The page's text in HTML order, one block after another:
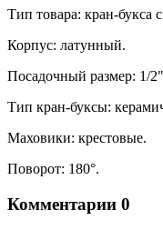
Тип товара: кран-букса
Корпус: латунный.
Посадочный размер: 1/
Тип кран-буксы:
Маховики: крестовые.
Поворот: 180°.
Комментарии 0